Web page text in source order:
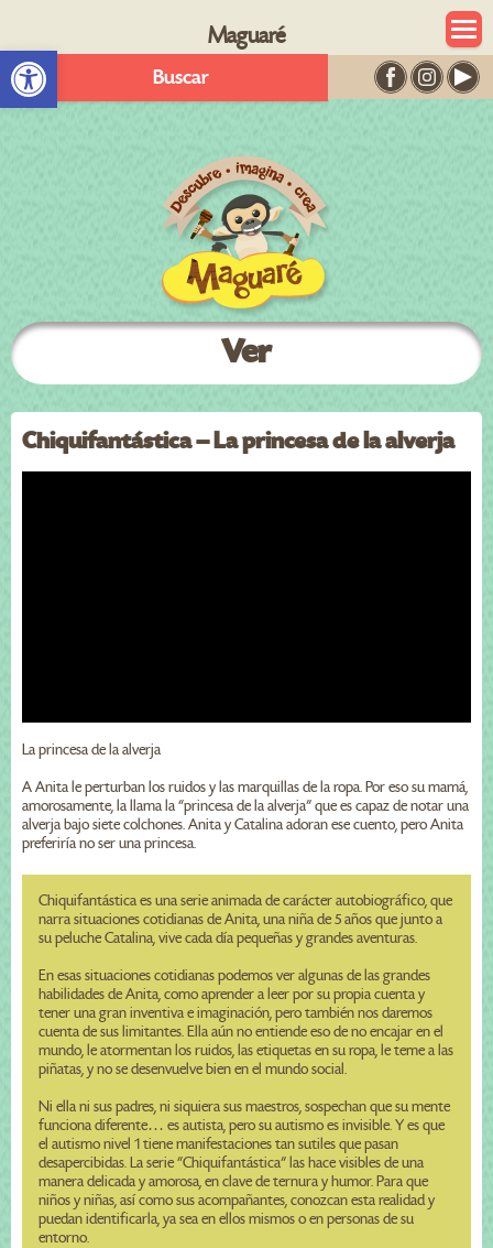
Abrir barra de herramientas
Maguaré
Buscar
Ver
Chiquifantástica – La princesa de la alverja
La princesa de la alverja
A Anita le perturban los ruidos y las marquillas de la ropa. Por eso su mamá,
amorosamente, la llama la “princesa de la alverja” que es capaz de notar una
alverja bajo siete colchones. Anita y Catalina adoran ese cuento, pero Anita
preferiría no ser una princesa.
Chiquifantástica es una serie animada de carácter autobiográfico, que
narra situaciones cotidianas de Anita, una niña de 5 años que junto a
su peluche Catalina, vive cada día pequeñas y grandes aventuras.
En esas situaciones cotidianas podemos ver algunas de las grandes
habilidades de Anita, como aprender a leer por su propia cuenta y
tener una gran inventiva e imaginación, pero también nos daremos
cuenta de sus limitantes. Ella aún no entiende eso de no encajar en el
mundo, le atormentan los ruidos, las etiquetas en su ropa, le teme a las
piñatas, y no se desenvuelve bien en el mundo social.
Ni ella ni sus padres, ni siquiera sus maestros, sospechan que su mente
funciona diferente… es autista, pero su autismo es invisible. Y es que
el autismo nivel 1 tiene manifestaciones tan sutiles que pasan
desapercibidas. La serie “Chiquifantástica” las hace visibles de una
manera delicada y amorosa, en clave de ternura y humor. Para que
niños y niñas, así como sus acompañantes, conozcan esta realidad y
puedan identificarla, ya sea en ellos mismos o en personas de su
entorno.